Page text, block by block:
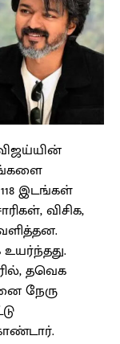
இடங்கள்
விசிக,
தவெக
நேரு